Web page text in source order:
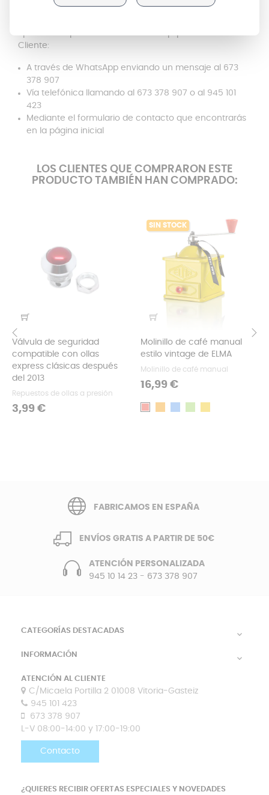
o simplemente quieres saber más acerca de los
Cliente:
A través de WhatsApp enviando un mensaje al 673
378 907
Vía telefónica llamando al 673 378 907 o al 945 101
423
Mediante el formulario de contacto que encontrarás
en la página inicial
LOS CLIENTES QUE COMPRARON ESTE
PRODUCTO TAMBIÉN HAN COMPRADO:
Válvula de seguridad
compatible con ollas
express clásicas después
del 2013
Repuestos de ollas a presión
Precio
3,99 €
SIN STOCK
Molinillo de café manual
estilo vintage de ELMA
Molinillo de café manual
Precio
16,99 €
‹
FABRICAMOS EN ESPAÑA
ENVÍOS GRATIS A PARTIR DE 50€
ATENCIÓN PERSONALIZADA
945 10 14 23- 673 378 907
CATEGORÍAS DESTACADAS 
INFORMACIÓN 
ATENCIÓN AL CLIENTE
C/Micaela Portilla 2 01008 Vitoria-Gasteiz
945 101 423
673 378 907
L-V 08:00-14:00 y 17:00-19:00
Contacto
¿QUIERES RECIBIR OFERTAS ESPECIALES Y NOVEDADES